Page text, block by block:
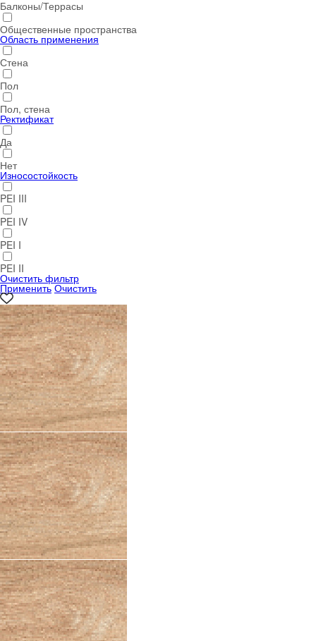
Балконы/Террасы
Общественные пространства
Область применения
Стена
Пол
Пол, стена
Ректификат
Да
Нет
Износостойкость
PEI III
PEI IV
PEI I
PEI II
Очистить фильтр
Применить Очистить